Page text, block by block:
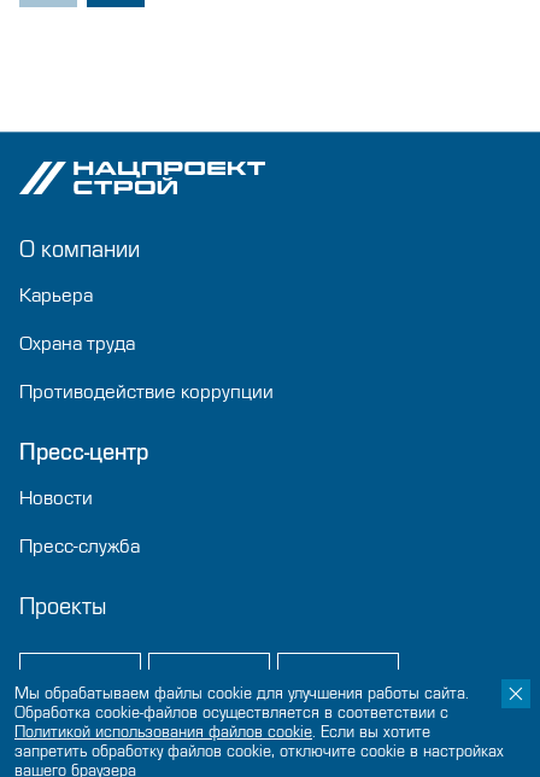
О компании
Карьера
Охрана труда
Противодействие коррупции
Пресс-центр
Новости
Пресс-служба
Проекты
Мы обрабатываем файлы cookie для улучшения работы сайта.
Обработка cookie-файлов осуществляется в соответствии с
Политикой использования файлов сookie. Если вы хотите
запретить обработку файлов cookie, отключите cookie в настройках
вашего браузера